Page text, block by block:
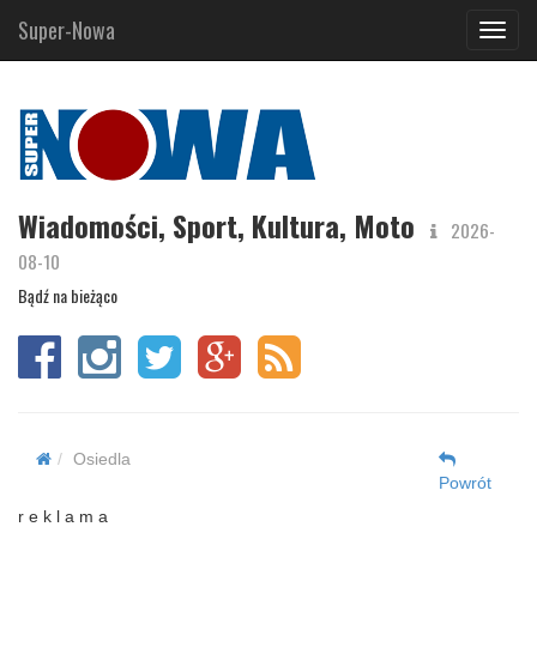
Super-Nowa
Wiadomości, Sport, Kultura, Moto
2026-
08-10
Bądź na bieżąco
Osiedla
Powrót
r e k l a m a